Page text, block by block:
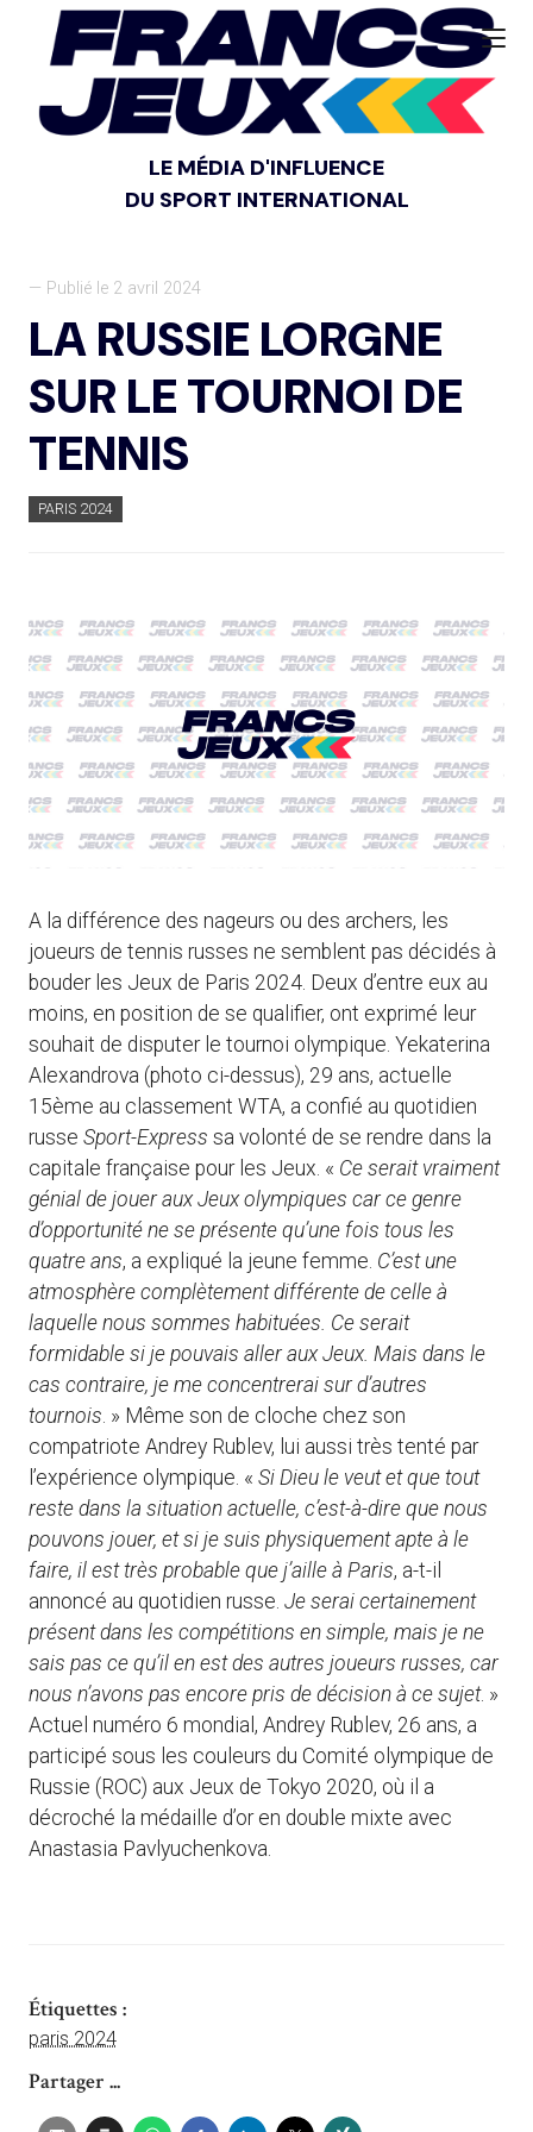
LE MÉDIA D'INFLUENCE
DU SPORT INTERNATIONAL
— Publié le 2 avril 2024
LA RUSSIE LORGNE
SUR LE TOURNOI DE
TENNIS
PARIS 2024
A la différence des nageurs ou des archers, les
joueurs de tennis russes ne semblent pas décidés à
bouder les Jeux de Paris 2024. Deux d’entre eux au
moins, en position de se qualifier, ont exprimé leur
souhait de disputer le tournoi olympique. Yekaterina
Alexandrova (photo ci-dessus), 29 ans, actuelle
15ème au classement WTA, a confié au quotidien
russe Sport-Express sa volonté de se rendre dans la
capitale française pour les Jeux. « Ce serait vraiment
génial de jouer aux Jeux olympiques car ce genre
d’opportunité ne se présente qu’une fois tous les
quatre ans, a expliqué la jeune femme. C’est une
atmosphère complètement différente de celle à
laquelle nous sommes habituées. Ce serait
formidable si je pouvais aller aux Jeux. Mais dans le
cas contraire, je me concentrerai sur d’autres
tournois. » Même son de cloche chez son
compatriote Andrey Rublev, lui aussi très tenté par
l’expérience olympique. « Si Dieu le veut et que tout
reste dans la situation actuelle, c’est-à-dire que nous
pouvons jouer, et si je suis physiquement apte à le
faire, il est très probable que j’aille à Paris, a-t-il
annoncé au quotidien russe. Je serai certainement
présent dans les compétitions en simple, mais je ne
sais pas ce qu’il en est des autres joueurs russes, car
nous n’avons pas encore pris de décision à ce sujet. »
Actuel numéro 6 mondial, Andrey Rublev, 26 ans, a
participé sous les couleurs du Comité olympique de
Russie (ROC) aux Jeux de Tokyo 2020, où il a
décroché la médaille d’or en double mixte avec
Anastasia Pavlyuchenkova.
Étiquettes :
paris 2024
Partager ...